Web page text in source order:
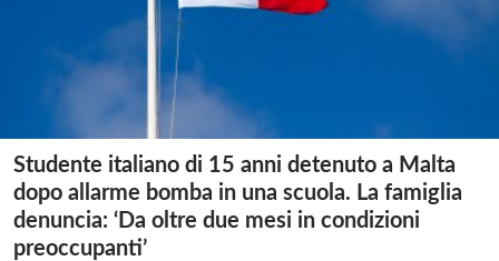
Studente italiano di 15 anni detenuto a Malta
dopo allarme bomba in una scuola. La famiglia
denuncia: ‘Da oltre due mesi in condizioni
preoccupanti’